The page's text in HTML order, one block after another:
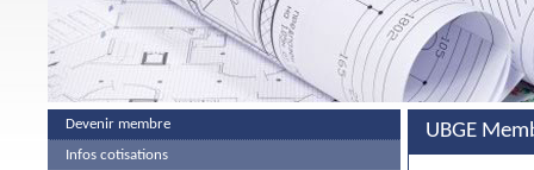
Devenir membre
Infos cotisations
UBGE